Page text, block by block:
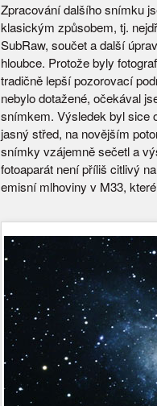
Zpracování dalšího snímku
klasickým způsobem, tj.
SubRaw, součet a další
hloubce. Protože byly
tradičně lepší pozorovací
nebylo dotažené, očekával
snímkem. Výsledek byl sice
jasný střed, na novějším
snímky vzájemně sečetl a
fotoaparát není příliš citlivý
emisní mlhoviny v M33,